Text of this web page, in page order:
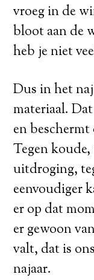
vroeg in de
bloot aan de
heb je niet
Dus in het
materiaal.
en
Tegen
uitdroging,
eenvoudiger
er op dat
er gewoon
valt, dat is
najaar.